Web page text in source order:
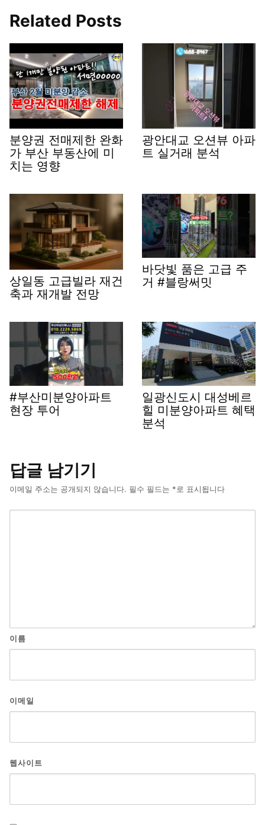
Related Posts
분양권 전매제한 완화
가 부산 부동산에 미
치는 영향
광안대교 오션뷰 아파
트 실거래 분석
상일동 고급빌라 재건
축과 재개발 전망
바닷빛 품은 고급 주
거 #블랑써밋
#부산미분양아파트
현장 투어
일광신도시 대성베르
힐 미분양아파트 혜택
분석
답글 남기기
이메일 주소는 공개되지 않습니다. 필수 필드는 *로 표시됩니다
이름
이메일
웹사이트